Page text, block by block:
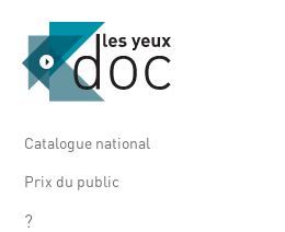
Catalogue national
Prix du public
?